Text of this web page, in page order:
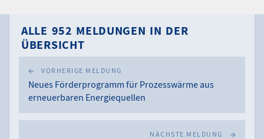
ALLE 952 MELDUNGEN IN DER
ÜBERSICHT
VORHERIGE MELDUNG
Neues Förderprogramm für Prozesswärme aus
erneuerbaren Energiequellen
NÄCHSTE MELDUNG